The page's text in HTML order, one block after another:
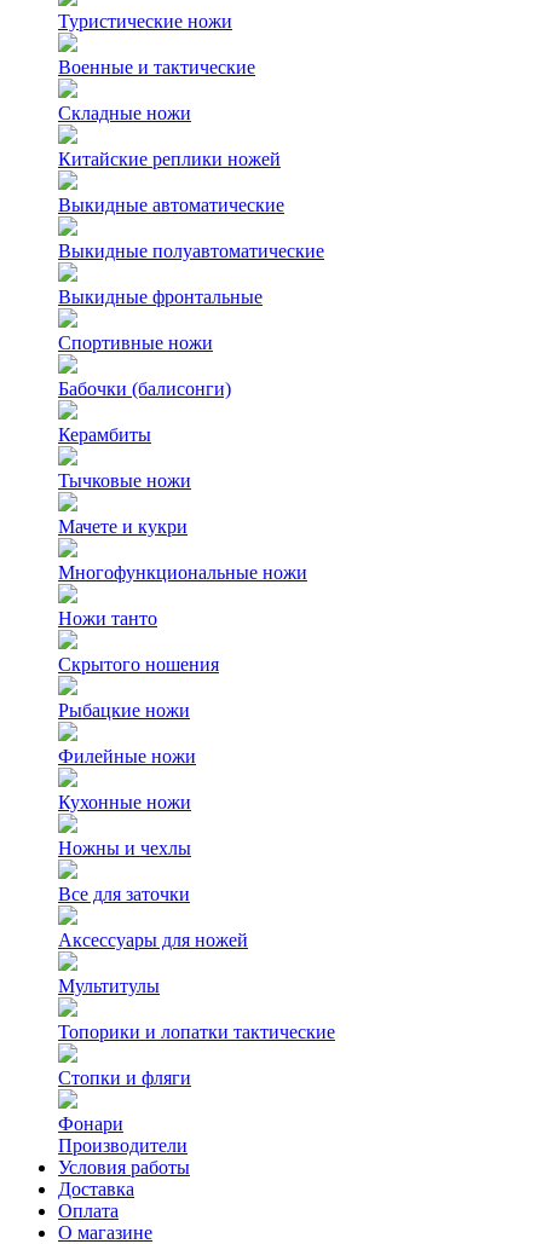
Туристические ножи
Военные и тактические
Складные ножи
Китайские реплики ножей
Выкидные автоматические
Выкидные полуавтоматические
Выкидные фронтальные
Спортивные ножи
Бабочки (балисонги)
Керамбиты
Тычковые ножи
Мачете и кукри
Многофункциональные ножи
Ножи танто
Скрытого ношения
Рыбацкие ножи
Филейные ножи
Кухонные ножи
Ножны и чехлы
Все для заточки
Аксессуары для ножей
Мультитулы
Топорики и лопатки тактические
Стопки и фляги
Фонари
Производители
Условия работы
Доставка
Оплата
О магазине